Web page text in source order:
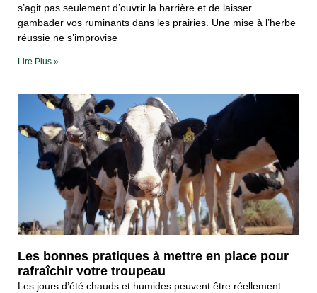
s’agit pas seulement d’ouvrir la barrière et de laisser
gambader vos ruminants dans les prairies. Une mise à l’herbe
réussie ne s’improvise
Lire Plus »
Les bonnes pratiques à mettre en place pour
rafraîchir votre troupeau
Les jours d’été chauds et humides peuvent être réellement